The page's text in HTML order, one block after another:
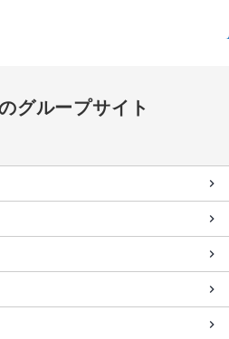
グループサイト